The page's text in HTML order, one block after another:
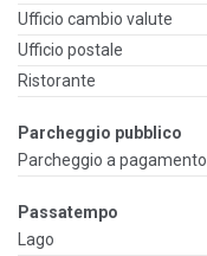
Ufficio cambio valute
Ufficio postale
Ristorante
Parcheggio pubblico
Parcheggio a pagamento
Passatempo
Lago